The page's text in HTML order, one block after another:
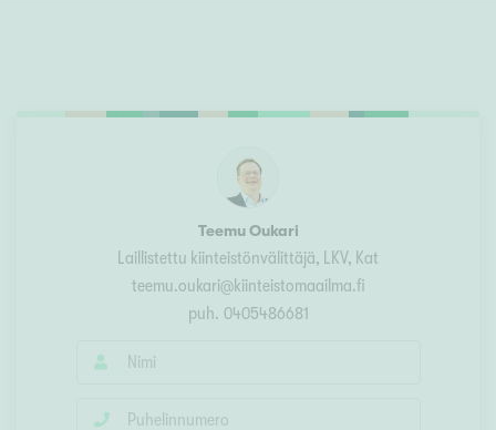
Teemu Oukari
Laillistettu kiinteistönvälittäjä, LKV, Kat
teemu.oukari@kiinteistomaailma.fi
puh. 0405486681